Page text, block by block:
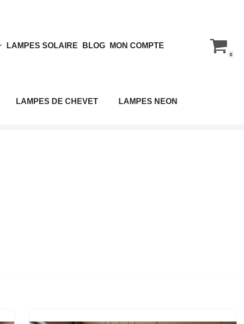
LAMPES SOLAIRE BLOG MON COMPTE
0
LAMPES DE CHEVET
LAMPES NEON